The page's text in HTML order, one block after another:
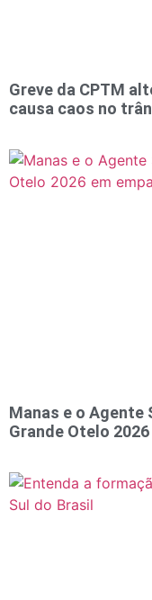
Greve da CPTM
causa caos no
Manas e o Agente
Grande Otelo